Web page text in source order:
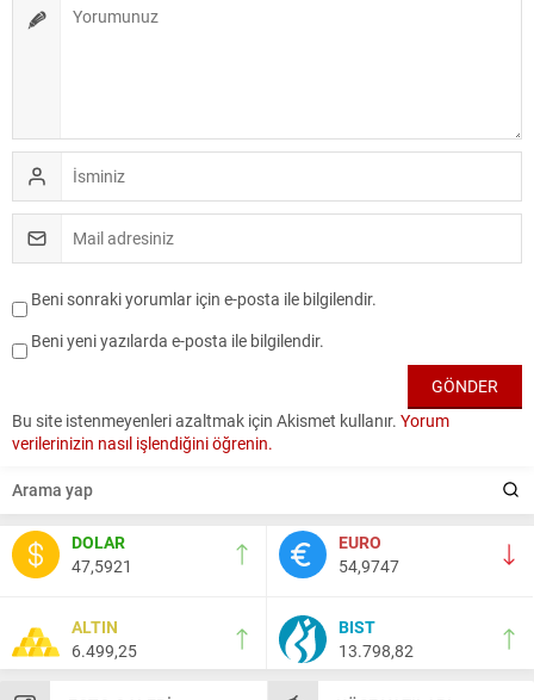
DOLAR
47,5921
EURO
54,9747
ALTIN
6.499,25
BIST
13.798,82
Beni sonraki yorumlar için e-posta ile bilgilendir.
Beni yeni yazılarda e-posta ile bilgilendir.
Bu site istenmeyenleri azaltmak için Akismet kullanır. Yorum
verilerinizin nasıl işlendiğini öğrenin.